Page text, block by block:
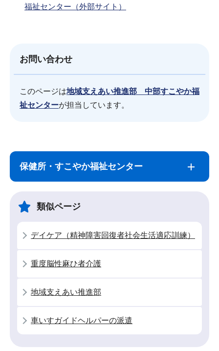
福祉センター（外部サイト）
お問い合わせ
このページは地域支えあい推進部 中部すこやか福
祉センターが担当しています。
こ
保健所・すこやか福祉センター
類似ページ
デイケア（精神障害回復者社会生活適応訓練）
重度脳性麻ひ者介護
地域支えあい推進部
車いすガイドヘルパーの派遣